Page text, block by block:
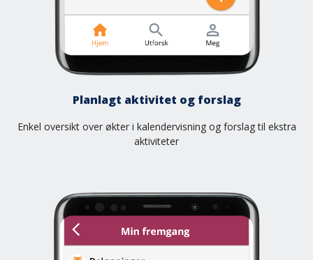
Planlagt aktivitet og forslag
Enkel oversikt over økter i kalendervisning og forslag til ekstra
aktiviteter